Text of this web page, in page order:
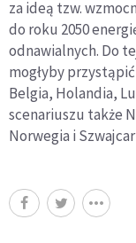
za ideą tzw.
do roku 2050
odnawialnych. Do
mogłyby
Belgia, Holandia,
scenariuszu także
Norwegia i